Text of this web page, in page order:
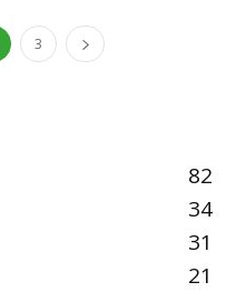
3
82
34
31
21